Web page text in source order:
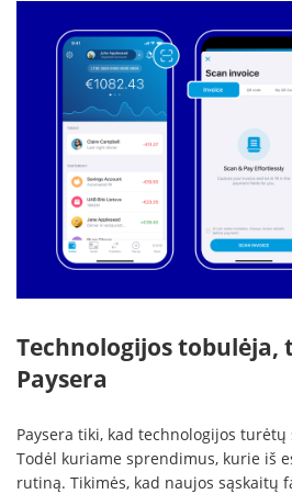
Technologijos tobulėja,
Paysera
Paysera tiki, kad technologijos
Todėl kuriame sprendimus, kurie iš
rutiną. Tikimės, kad naujos sąskaitų